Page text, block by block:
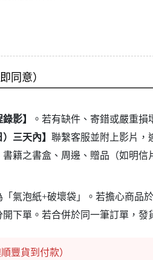
同意）
錄影】
。若有缺件、寄錯或嚴重
三天內】 聯繫客服並附上影片，
籍之書盒、周邊、贈品（如明
氣泡紙+破壞袋」。若擔心商品
下單。若合併於同一筆訂單，
豐貨到付款）